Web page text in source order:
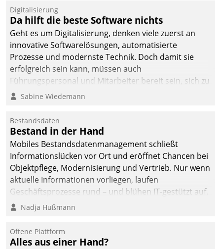
Digitalisierung
Da hilft die beste Software nichts
Geht es um Digitalisierung, denken viele zuerst an
innovative Softwarelösungen, automatisierte
Prozesse und modernste Technik. Doch damit sie
erfolgreich sein kann, müssen auch
Führungspersonal und Mitarbeiter bereit sein, sich zu
verändern und anzupassen, sonst werden sie an ihr
Sabine Wiedemann
Bestandsdaten
Bestand in der Hand
Mobiles Bestandsdatenmanagement schließt
Informationslücken vor Ort und eröffnet Chancen bei
Objektpflege, Modernisierung und Vertrieb. Nur wenn
aktuelle Informationen vorliegen, laufen
Geschäftsprozesse rund – und blühen IT-gestützt auf.
Nadja Hußmann
Offene Plattform
Alles aus einer Hand?